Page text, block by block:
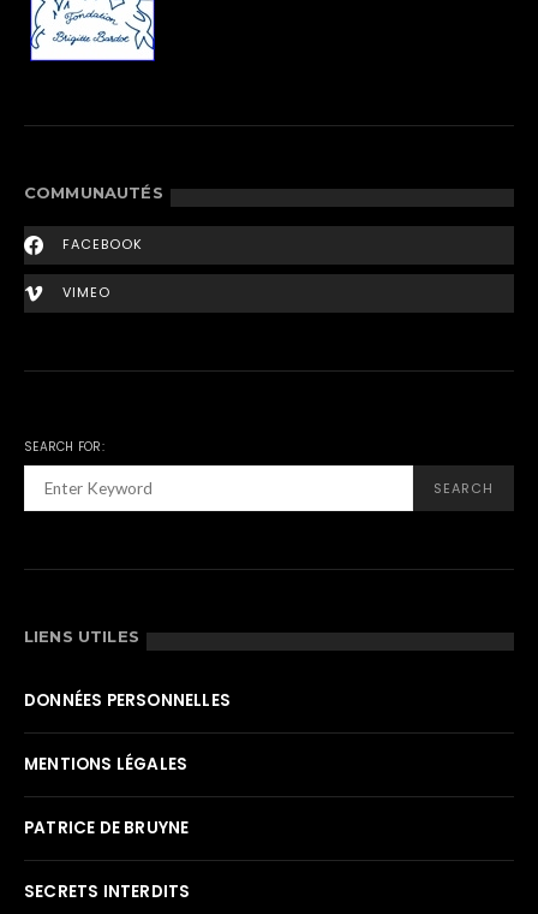
COMMUNAUTÉS
FACEBOOK
VIMEO
SEARCH FOR:
SEARCH
LIENS UTILES
DONNÉES PERSONNELLES
MENTIONS LÉGALES
PATRICE DE BRUYNE
SECRETS INTERDITS